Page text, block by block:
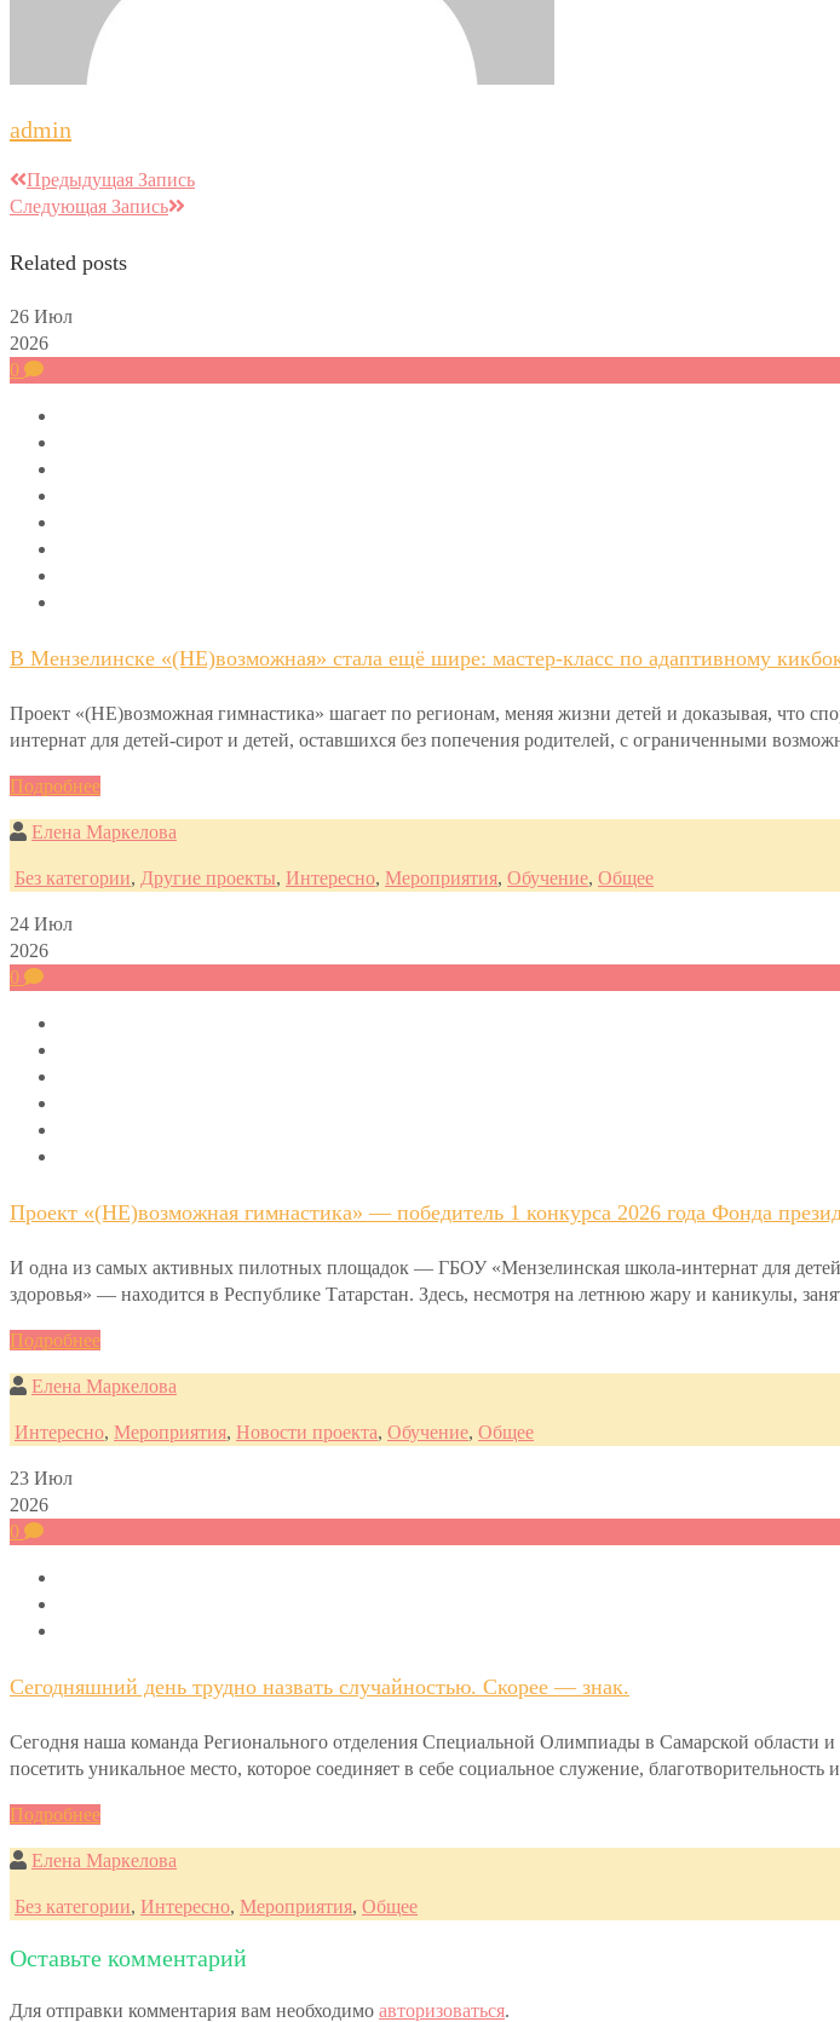
admin
Предыдущая Запись
Следующая Запись
Related posts
26 Июл
2026
0
В Мензелинске «(НЕ)возможная» стала ещё шире: мастер-класс по адаптивному
Проект «(НЕ)возможная гимнастика» шагает по регионам, меняя жизни детей и доказывая, что
интернат для детей-сирот и детей, оставшихся без попечения родителей, с ограниченными
Подробнее
Елена Маркелова
Без категории, Другие проекты, Интересно, Мероприятия, Обучение, Общее
24 Июл
2026
0
Проект «(НЕ)возможная гимнастика» — победитель 1 конкурса 2026 года Фонда
И одна из самых активных пилотных площадок — ГБОУ «Мензелинская школа-интернат для
здоровья» — находится в Республике Татарстан. Здесь, несмотря на летнюю жару и каникулы,
Подробнее
Елена Маркелова
Интересно, Мероприятия, Новости проекта, Обучение, Общее
23 Июл
2026
0
Сегодняшний день трудно назвать случайностью. Скорее — знак.
Сегодня наша команда Регионального отделения Специальной Олимпиады в Самарской
посетить уникальное место, которое соединяет в себе социальное служение,
Подробнее
Елена Маркелова
Без категории, Интересно, Мероприятия, Общее
Оставьте комментарий
Для отправки комментария вам необходимо авторизоваться.